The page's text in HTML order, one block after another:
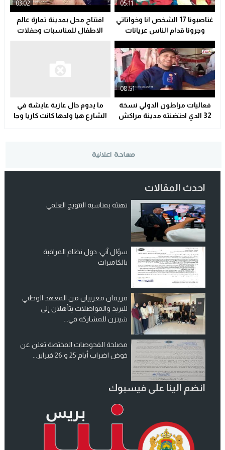
05:11
غتاصبونا 17 الشخص انا وخواتاتي
وجرونا قدام الناس عريانات
واليوم القانون مخداش لينا حقنا
…سلا مدينة
03:02
افتتاح محل بمدينة تمارة عالم
الاطفال للمناسبات وحفلات
08:51
فعاليات مراطون الدولي نسخة
32 الدي احتضنته مدينة مراكش
ما يدوم حال عازبة عايشة في
الشارع هيا ولدها كانت كاريا وجا
احدث المقالات
تهنئة بمناسبة التتويج العلمي
سؤال آني: حول نظام المراقبة
بالكاميرات
فريقان مغربيان من المعهد الوطني
للبريد والمواصلات يتأهلان إلى
شينزن للمشاركة في...
مصلحة الفحوصات المختصة تعلن عن
خوض اضراب أيام 25 و 26 فبراير...
انضم الينا على فيسبوك